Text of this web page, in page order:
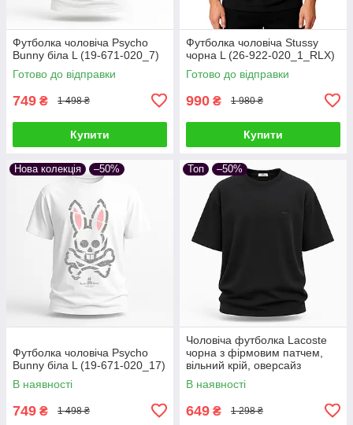
Футболка чоловіча Psycho
Bunny біла L (19-671-020_7)
Готово до відправки
749 ₴ 1 498 ₴
Купити
Футболка чоловіча Stussy
чорна L (26-922-020_1_RLX)
Готово до відправки
990 ₴ 1 980 ₴
Купити
Нова колекція –50%
Футболка чоловіча Psycho
Bunny біла L (19-671-020_17)
В наявності
749 ₴ 1 498 ₴
Топ –50%
Чоловіча футболка Lacoste
чорна з фірмовим патчем,
вільний крій, оверсайз
В наявності
649 ₴ 1 298 ₴